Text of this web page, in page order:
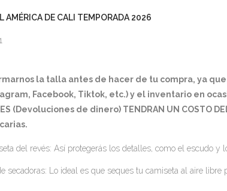
AMÉRICA DE CALI TEMPORADA 2026
la talla antes de hacer de tu compra, ya
Facebook, Tiktok, etc.) y el inventario en
(Devoluciones de dinero) TENDRAN UN COSTO
del revés: Así protegerás los detalles, como el escudo y
secadoras: Lo ideal es que seques tu camiseta al aire libre